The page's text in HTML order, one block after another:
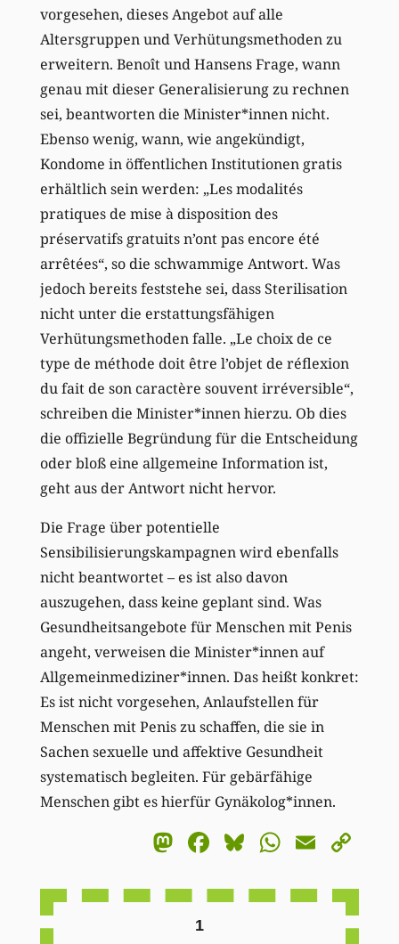
vorgesehen, dieses Angebot auf alle
Altersgruppen und Verhütungsmethoden zu
erweitern. Benoît und Hansens Frage, wann
genau mit dieser Generalisierung zu rechnen
sei, beantworten die Minister*innen nicht.
Ebenso wenig, wann, wie angekündigt,
Kondome in öffentlichen Institutionen gratis
erhältlich sein werden: „Les modalités
pratiques de mise à disposition des
préservatifs gratuits n’ont pas encore été
arrêtées“, so die schwammige Antwort. Was
jedoch bereits feststehe sei, dass Sterilisation
nicht unter die erstattungsfähigen
Verhütungsmethoden falle. „Le choix de ce
type de méthode doit être l’objet de réflexion
du fait de son caractère souvent irréversible“,
schreiben die Minister*innen hierzu. Ob dies
die offizielle Begründung für die Entscheidung
oder bloß eine allgemeine Information ist,
geht aus der Antwort nicht hervor.
Die Frage über potentielle
Sensibilisierungskampagnen wird ebenfalls
nicht beantwortet – es ist also davon
auszugehen, dass keine geplant sind. Was
Gesundheitsangebote für Menschen mit Penis
angeht, verweisen die Minister*innen auf
Allgemeinmediziner*innen. Das heißt konkret:
Es ist nicht vorgesehen, Anlaufstellen für
Menschen mit Penis zu schaffen, die sie in
Sachen sexuelle und affektive Gesundheit
systematisch begleiten. Für gebärfähige
Menschen gibt es hierfür Gynäkolog*innen.
Mastodon
Facebook
BlueskyEmail
1